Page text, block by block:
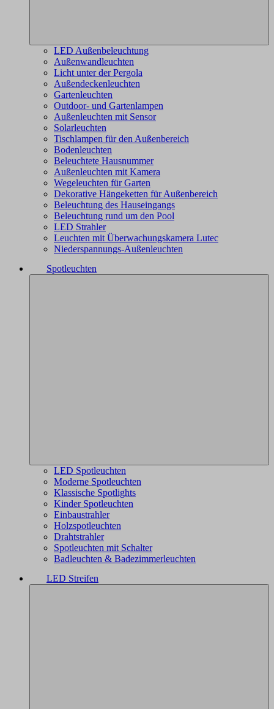
LED Außenbeleuchtung
Außenwandleuchten
Licht unter der Pergola
Außendeckenleuchten
Gartenleuchten
Outdoor- und Gartenlampen
Außenleuchten mit Sensor
Solarleuchten
Tischlampen für den Außenbereich
Bodenleuchten
Beleuchtete Hausnummer
Außenleuchten mit Kamera
Wegeleuchten für Garten
Dekorative Hängeketten für Außenbereich
Beleuchtung des Hauseingangs
Beleuchtung rund um den Pool
LED Strahler
Leuchten mit Überwachungskamera Lutec
Niederspannungs-Außenleuchten
Spotleuchten
LED Spotleuchten
Moderne Spotleuchten
Klassische Spotlights
Kinder Spotleuchten
Einbaustrahler
Holzspotleuchten
Drahtstrahler
Spotleuchten mit Schalter
Badleuchten & Badezimmerleuchten
LED Streifen